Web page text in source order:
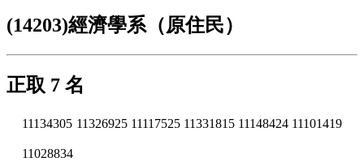
(14203)經濟學系（原住民）
正取 7 名
11134305 11326925 11117525 11331815 11148424 11101419
11028834